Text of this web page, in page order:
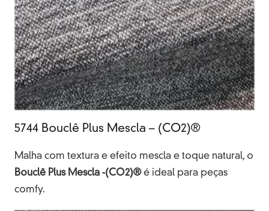
5744 Bouclê Plus Mescla – (CO2)®
Malha com textura e efeito mescla e toque natural, o
Bouclê Plus Mescla -(CO2)®é ideal para peças
comfy.